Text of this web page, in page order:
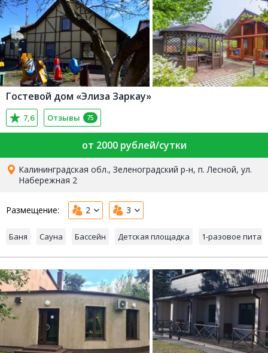
Гостевой дом «Элиза Заркау»
7,6 Отзывы 75
от 2000 рублей/сутки
Калининградская обл., Зеленоградский р-н, п. Лесной, ул.
Набережная 2
Размещение: 2 3
Баня Сауна Бассейн Детская площадка 1-разовое